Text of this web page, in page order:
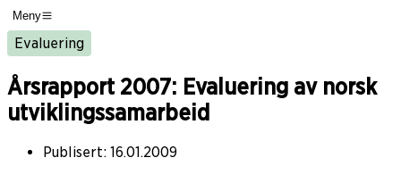
Meny
Evaluering
Årsrapport 2007: Evaluering av norsk
utviklingssamarbeid
Publisert: 16.01.2009